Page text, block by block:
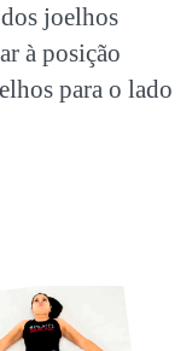
joelhos
à posição
para o lado